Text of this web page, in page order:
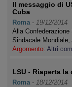
Il messaggio di
Cuba
Roma - 19/12/2014
Alla
Sindacale
Argomento: Altri
LSU - Riaperta
Roma - 18/12/2014